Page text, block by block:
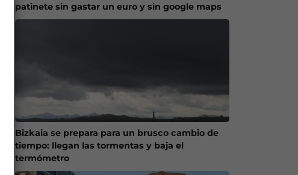
patinete sin gastar un euro y sin google maps
Bizkaia se prepara para un brusco cambio de
tiempo: llegan las tormentas y baja el
termómetro